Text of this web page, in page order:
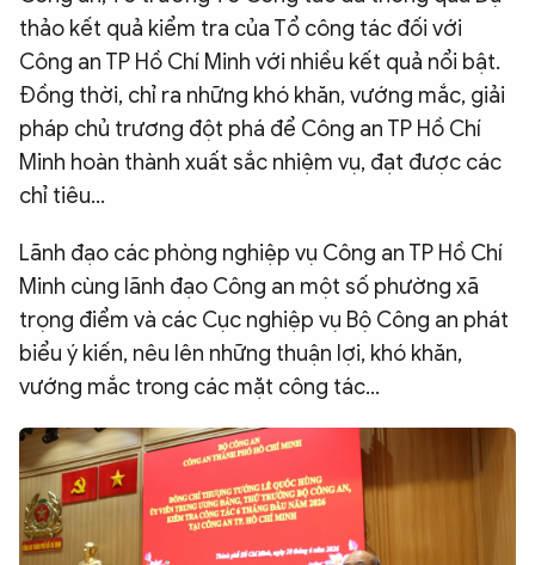
thảo kết quả kiểm tra của Tổ công tác đối với
Công an TP Hồ Chí Minh với nhiều kết quả nổi bật.
Đồng thời, chỉ ra những khó khăn, vướng mắc, giải
pháp chủ trương đột phá để Công an TP Hồ Chí
Minh hoàn thành xuất sắc nhiệm vụ, đạt được các
chỉ tiêu…
Lãnh đạo các phòng nghiệp vụ Công an TP Hồ Chí
Minh cùng lãnh đạo Công an một số phường xã
trọng điểm và các Cục nghiệp vụ Bộ Công an phát
biểu ý kiến, nêu lên những thuận lợi, khó khăn,
vướng mắc trong các mặt công tác…